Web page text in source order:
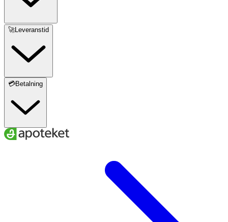
🚀Leveranstid
💳Betalning